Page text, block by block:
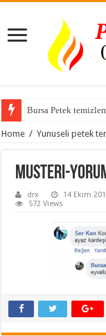
Bursa Petek
Bursa Akçalar
Home / Yunuseli petek
musteri-
drx 14 Ekim
572 Views